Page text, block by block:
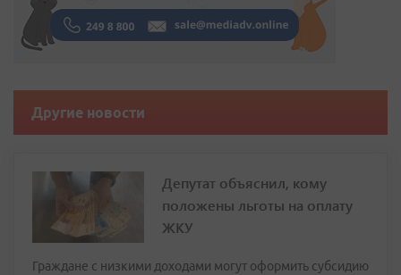
Другие новости
Депутат объяснил, кому
положены льготы на оплату
ЖКУ
Граждане с низкими доходами могут оформить субсидию